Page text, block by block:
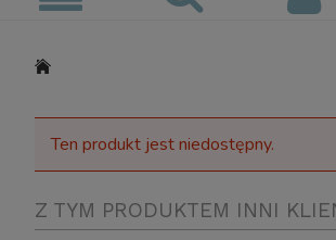
Ten produkt jest niedostępny.
Z TYM PRODUKTEM INNI